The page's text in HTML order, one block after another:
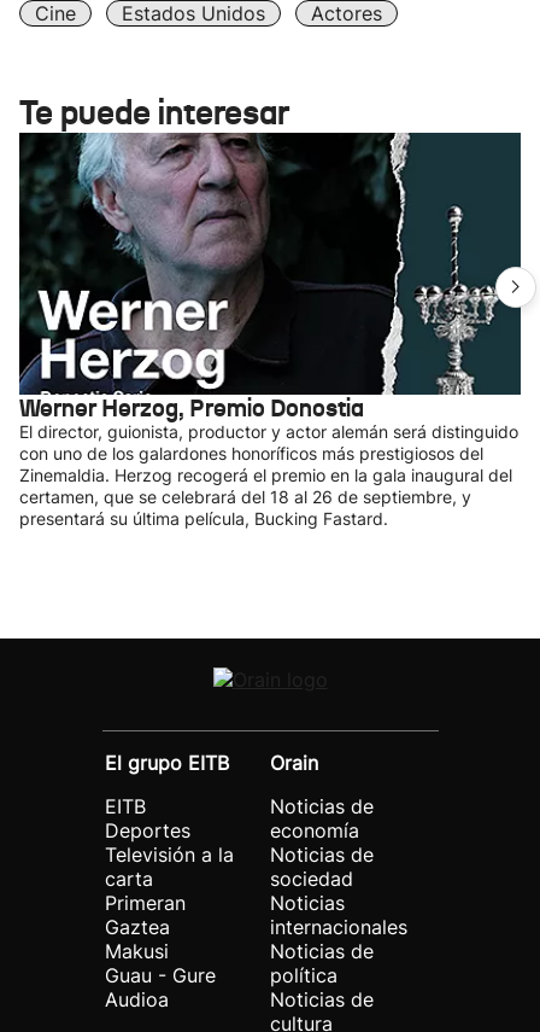
Cine Estados Unidos Actores
Te puede interesar
Werner Herzog, Premio Donostia
El director, guionista, productor y actor alemán será distinguido
con uno de los galardones honoríficos más prestigiosos del
Zinemaldia. Herzog recogerá el premio en la gala inaugural del
certamen, que se celebrará del 18 al 26 de septiembre, y
presentará su última película, Bucking Fastard.
El grupo EITB
EITB
Deportes
Televisión a la
carta
Primeran
Gaztea
Makusi
Guau - Gure
Audioa
Orain
Noticias de
economía
Noticias de
sociedad
Noticias
internacionales
Noticias de
política
Noticias de
cultura